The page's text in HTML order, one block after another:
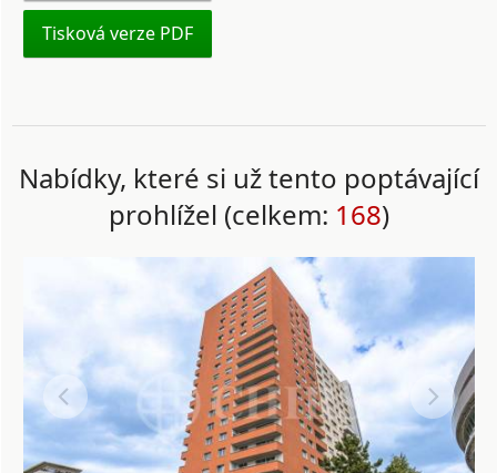
Tisková verze PDF
Nabídky, které si už tento poptávající
prohlížel (celkem: 168)